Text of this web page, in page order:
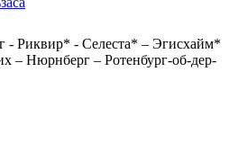
- Риквир* - Селеста* – Эгисхайм*
– Нюрнберг – Ротенбург-об-дер-